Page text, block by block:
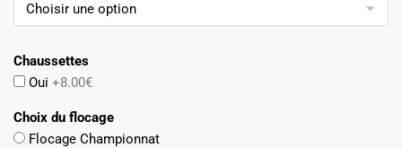
était :
est :
Chaussettes
Oui +8.00€
Choix du flocage
Flocage Championnat